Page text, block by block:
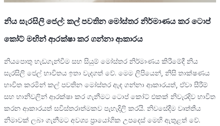
නිය සැරසිලි ජෙල්: කල් පවතින මෝස්තර නිර්මාණය කර ටොප්
කෝට් මඟින් ආරක්ෂා කර ගන්නා ආකාරය
නියපොතු හැඩගැන්වීම සහ සියුම් මෝස්තර නිර්මාණය කිරීමේදී නිය
සැරසිලි ජෙල් භාවිතය ඉතා වැදගත් වේ. මෙම ලිපියෙන්, නිසි තාක්ෂණය
භාවිත කරමින් කල් පවතින මෝස්තර ඇඳ ගන්නා ආකාරයත්, ඒවා සීරීම්
සහ හානිවලින් ආරක්ෂා කර ගැනීමට ටොප් කෝට් එකක් නිවැරදිව භාවිත
කරන ආකාරයත් සවිස්තරාත්මකව පැහැදිලි කරයි. නිවසේදීම වෘත්තීය
නිමාවක් ලබා ගැනීමට අවශ්‍ය ප්‍රායෝගික උපදෙස් මෙහි ඇතුළත් වේ.